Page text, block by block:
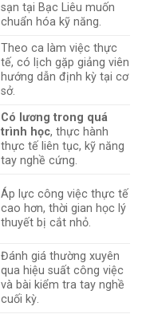
sạn tại Bạc Liêu muốn
chuẩn hóa kỹ năng.
Theo ca làm việc thực
tế, có lịch gặp giảng viên
hướng dẫn định kỳ tại cơ
sở.
Có lương trong quá
trình học, thực hành
thực tế liên tục, kỹ năng
tay nghề cứng.
Áp lực công việc thực tế
cao hơn, thời gian học lý
thuyết bị cắt nhỏ.
Đánh giá thường xuyên
qua hiệu suất công việc
và bài kiểm tra tay nghề
cuối kỳ.